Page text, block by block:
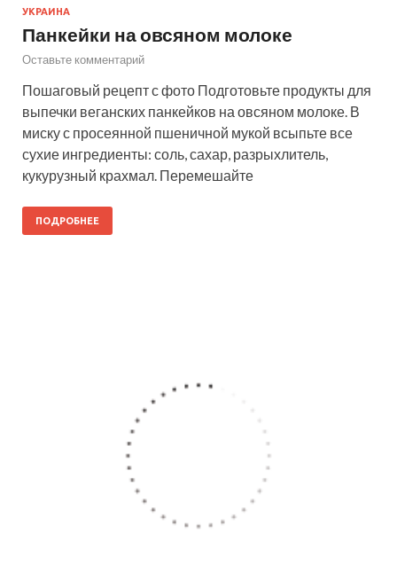
УКРАИНА
Панкейки на овсяном молоке
Оставьте комментарий
Пошаговый рецепт с фото Подготовьте продукты для
выпечки веганских панкейков на овсяном молоке. В
миску с просеянной пшеничной мукой всыпьте все
сухие ингредиенты: соль, сахар, разрыхлитель,
кукурузный крахмал. Перемешайте
ПОДРОБНЕЕ